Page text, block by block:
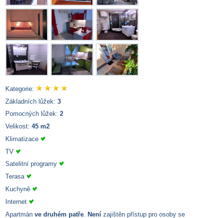
Kategorie:
Základních lůžek: 3
Pomocných lůžek: 2
Velikost: 45 m2
Klimatizace
TV
Satelitní programy
Terasa
Kuchyně
Internet
Apartmán ve druhém patře Není zajištěn přístup pro osoby se